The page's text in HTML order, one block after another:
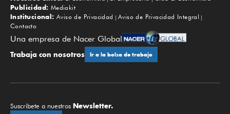
Publicidad: Mediakit
Institucional: Aviso de Privacidad
Aviso de Privacidad Integral
Contacto
Una empresa de Nacer Global
Trabaja con nosotros Ir a la bolsa de trabajo
Suscríbete a nuestros Newsletter.